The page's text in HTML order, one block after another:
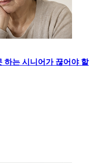
하는 시니어가 끊어야 할